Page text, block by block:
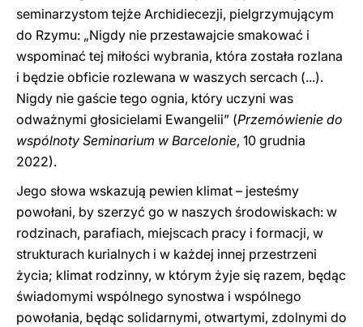
seminarzystom tejże Archidiecezji, pielgrzymującym
do Rzymu: „Nigdy nie przestawajcie smakować i
wspominać tej miłości wybrania, która została rozlana
i będzie obficie rozlewana w waszych sercach (...).
Nigdy nie gaście tego ognia, który uczyni was
odważnymi głosicielami Ewangelii” (Przemówienie do
wspólnoty Seminarium w Barcelonie, 10 grudnia
2022).
Jego słowa wskazują pewien klimat – jesteśmy
powołani, by szerzyć go w naszych środowiskach: w
rodzinach, parafiach, miejscach pracy i formacji, w
strukturach kurialnych i w każdej innej przestrzeni
życia; klimat rodzinny, w którym żyje się razem, będąc
świadomymi wspólnego synostwa i wspólnego
powołania, będąc solidarnymi, otwartymi, zdolnymi do